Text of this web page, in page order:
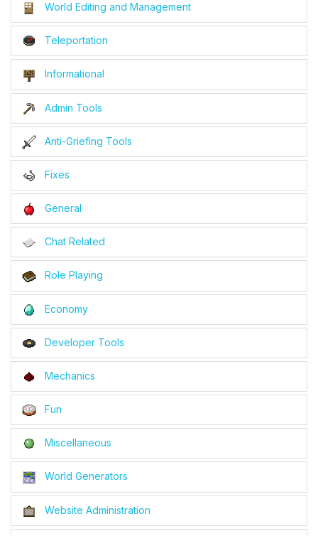
World Editing and Management
Teleportation
Informational
Admin Tools
Anti-Griefing Tools
Fixes
General
Chat Related
Role Playing
Economy
Developer Tools
Mechanics
Fun
Miscellaneous
World Generators
Website Administration